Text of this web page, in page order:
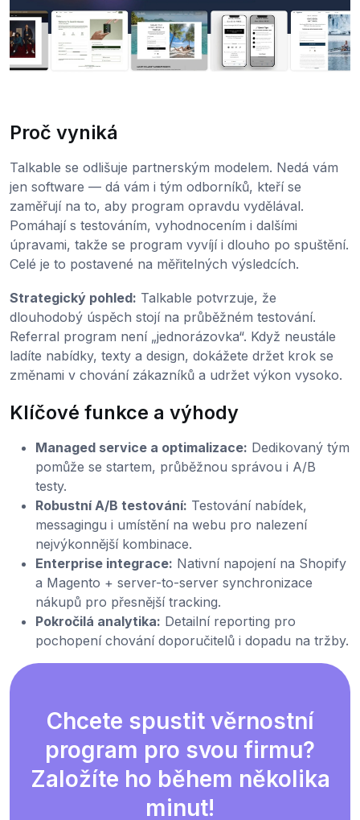
Proč vyniká
Talkable se odlišuje partnerským modelem. Nedá vám
jen software — dá vám i tým odborníků, kteří se
zaměřují na to, aby program opravdu vydělával.
Pomáhají s testováním, vyhodnocením i dalšími
úpravami, takže se program vyvíjí i dlouho po spuštění.
Celé je to postavené na měřitelných výsledcích.
Strategický pohled: Talkable potvrzuje, že
dlouhodobý úspěch stojí na průběžném testování.
Referral program není „jednorázovka“. Když neustále
ladíte nabídky, texty a design, dokážete držet krok se
změnami v chování zákazníků a udržet výkon vysoko.
Klíčové funkce a výhody
Managed service a optimalizace: Dedikovaný tým
pomůže se startem, průběžnou správou i A/B
testy.
Robustní A/B testování: Testování nabídek,
messagingu i umístění na webu pro nalezení
nejvýkonnější kombinace.
Enterprise integrace: Nativní napojení na Shopify
a Magento + server-to-server synchronizace
nákupů pro přesnější tracking.
Pokročilá analytika: Detailní reporting pro
pochopení chování doporučitelů i dopadu na tržby.
Chcete spustit věrnostní
program pro svou firmu?
Založíte ho během několika
minut!